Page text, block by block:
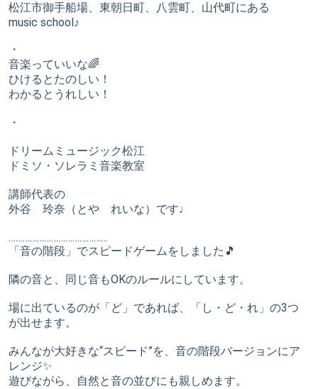
松江市御手船場、東朝日町、八雲町、山代町にある
music school♪
・
音楽っていいな🌈
ひけるとたのしい！
わかるとうれしい！
・
ドリームミュージック松江
ドミソ・ソレラミ音楽教室
講師代表の
外谷 玲奈（とや れいな）です♩
……………………………………
「音の階段」でスピードゲームをしました🎵
隣の音と、同じ音もOKのルールにしています。
場に出ているのが「ど」であれば、「し・ど・れ」の3つ
が出せます。
みんなが大好きな“スピード”を、音の階段バージョンにア
レンジ✨
遊びながら、自然と音の並びにも親しめます。